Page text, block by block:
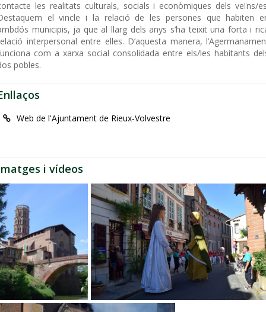
les realitats culturals, socials i econòmiques dels veïns/
el vincle i la relació de les persones que habiten
municipis, ja que al llarg dels anys s’ha teixit una forta i
interpersonal entre elles. D’aquesta manera,
com a xarxa social consolidada entre els/les habitants
pobles.
Web de l'Ajuntament de Rieux-Volvestre
i vídeos